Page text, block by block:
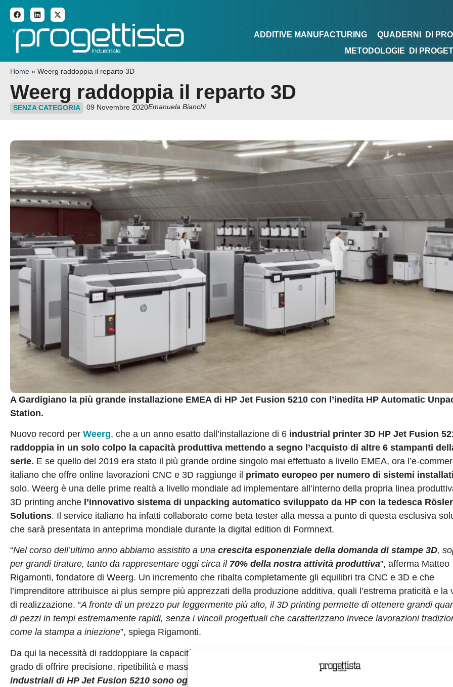
ADDITIVE MANUFACTURING QUADERNI DI PROGETTAZIONE TIPS&TRICKS
ADDITIVE MANUFACTURING QUADERNI DI
METODOLOGIE
DI
Home » Weerg raddoppia il reparto 3D
Weerg raddoppia il reparto 3D
SENZA CATEGORIA 09 Novembre 2020Emanuela Bianchi
A Gardigiano la più grande installazione EMEA di HP Jet Fusion 5210 con l’inedita HP Automatic
Station.
Nuovo record per Weerg, che a un anno esatto dall’installazione di 6 industrial printer 3D HP Jet Fusion
raddoppia in un solo colpo la capacità produttiva mettendo a segno l’acquisto di altre 6 stampanti
serie. E se quello del 2019 era stato il più grande ordine singolo mai effettuato a livello EMEA, ora l’e-
italiano che offre online lavorazioni CNC e 3D raggiunge il primato europeo per numero di sistemi installati
solo. Weerg è una delle prime realtà a livello mondiale ad implementare all’interno della propria linea
3D printing anche l’innovativo sistema di unpacking automatico sviluppato da HP con la tedesca
Solutions. Il service italiano ha infatti collaborato come beta tester alla messa a punto di questa esclusiva
che sarà presentata in anteprima mondiale durante la digital edition di Formnext.
“Nel corso dell’ultimo anno abbiamo assistito a una crescita esponenziale della domanda di stampe 3D,
per grandi tirature, tanto da rappresentare oggi circa il 70% della nostra attività produttiva”, afferma Matteo
Rigamonti, fondatore di Weerg. Un incremento che ribalta completamente gli equilibri tra CNC e 3D e che
l’imprenditore attribuisce ai plus sempre più apprezzati della produzione additiva, quali l’estrema praticità e la
di realizzazione. “A fronte di un prezzo pur leggermente più alto, il 3D printing permette di ottenere grandi
di pezzi in tempi estremamente rapidi, senza i vincoli progettuali che caratterizzano invece lavorazioni
come la stampa a iniezione”, spiega Rigamonti.
Da qui la necessità di raddoppiare la capacità produttiva, affidandosi ancora una volta alla qualità dei sistemi
grado di offrire precisione, ripetibilità e massima velocità anche per tirature di migliaia di pezzi. “
industriali di HP Jet Fusion 5210 sono oggi ulteriormente incrementate dall’utilizzo della nuova